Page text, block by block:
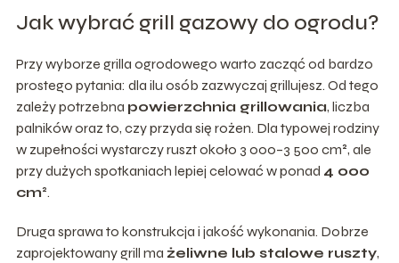
Jak wybrać grill gazowy do ogrodu?
Przy wyborze grilla ogrodowego warto zacząć od bardzo
prostego pytania: dla ilu osób zazwyczaj grillujesz. Od tego
zależy potrzebna powierzchnia grillowania, liczba
palników oraz to, czy przyda się rożen. Dla typowej rodziny
w zupełności wystarczy ruszt około 3 000–3 500 cm², ale
przy dużych spotkaniach lepiej celować w ponad 4 000
cm².
Druga sprawa to konstrukcja i jakość wykonania. Dobrze
zaprojektowany grill ma żeliwne lub stalowe ruszty,